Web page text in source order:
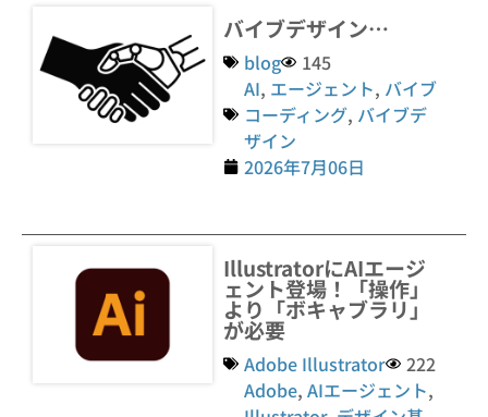
バイブデザイン…
blog
145
AI, エージェント, バイブ
コーディング, バイブデ
ザイン
2026年7月06日
IllustratorにAIエージ
ェント登場！「操作」
より「ボキャブラリ」
が必要
Adobe Illustrator
222
Adobe,AIエージェント,